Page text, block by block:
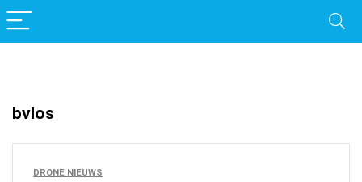
bvlos
DRONE NIEUWS